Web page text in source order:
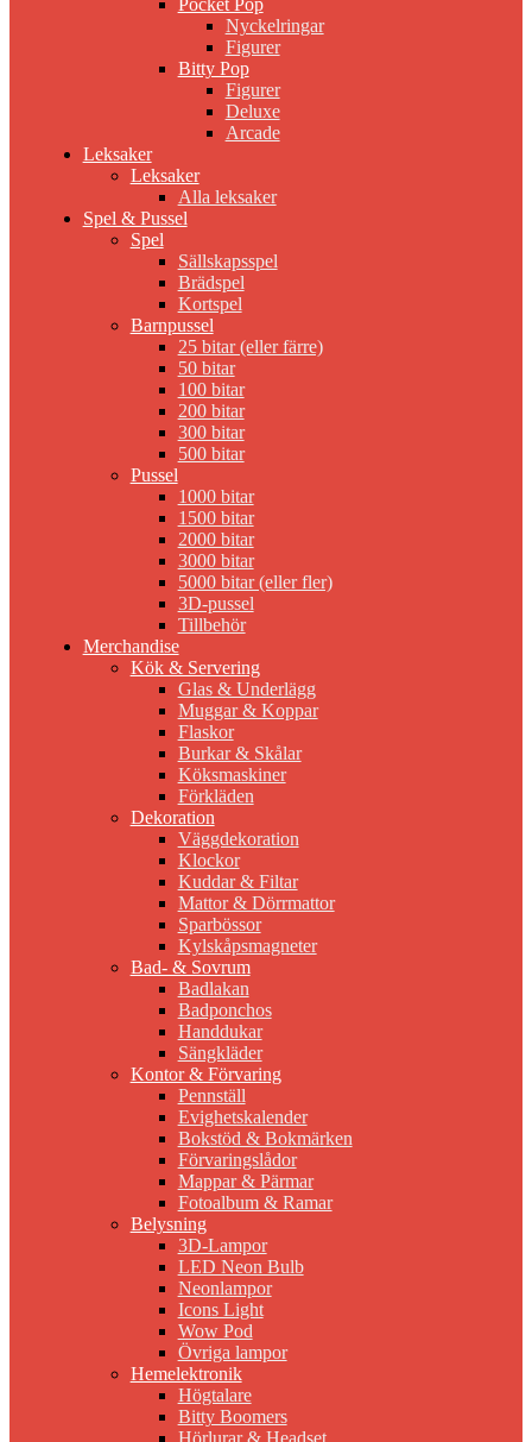
Pocket Pop
Nyckelringar
Figurer
Bitty Pop
Figurer
Deluxe
Arcade
Leksaker
Leksaker
Alla leksaker
Spel & Pussel
Spel
Sällskapsspel
Brädspel
Kortspel
Barnpussel
25 bitar (eller färre)
50 bitar
100 bitar
200 bitar
300 bitar
500 bitar
Pussel
1000 bitar
1500 bitar
2000 bitar
3000 bitar
5000 bitar (eller fler)
3D-pussel
Tillbehör
Merchandise
Kök & Servering
Glas & Underlägg
Muggar & Koppar
Flaskor
Burkar & Skålar
Köksmaskiner
Förkläden
Dekoration
Väggdekoration
Klockor
Kuddar & Filtar
Mattor & Dörrmattor
Sparbössor
Kylskåpsmagneter
Bad- & Sovrum
Badlakan
Badponchos
Handdukar
Sängkläder
Kontor & Förvaring
Pennställ
Evighetskalender
Bokstöd & Bokmärken
Förvaringslådor
Mappar & Pärmar
Fotoalbum & Ramar
Belysning
3D-Lampor
LED Neon Bulb
Neonlampor
Icons Light
Wow Pod
Övriga lampor
Hemelektronik
Högtalare
Bitty Boomers